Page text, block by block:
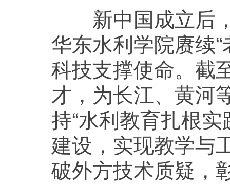
新中国成立后，
华东水利学院赓续
科技支撑使命。截
才，为长江、黄河
持“水利教育扎根
建设，实现教学与
破外方技术质疑，